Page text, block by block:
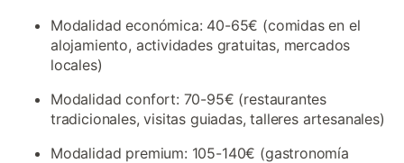
Modalidad económica: 40-65€ (comidas en el
alojamiento, actividades gratuitas, mercados
locales)
Modalidad confort: 70-95€ (restaurantes
tradicionales, visitas guiadas, talleres artesanales)
Modalidad premium: 105-140€ (gastronomía